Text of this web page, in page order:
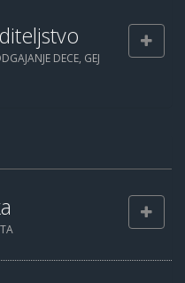
DECE, GEJ